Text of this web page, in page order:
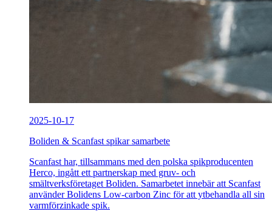
2025-10-17
Boliden & Scanfast spikar samarbete
Scanfast har, tillsammans med den polska spikproducenten
Herco, ingått ett partnerskap med gruv- och
smältverksföretaget Boliden. Samarbetet innebär att Scanfast
använder Bolidens Low-carbon Zinc för att ytbehandla all sin
varmförzinkade spik.